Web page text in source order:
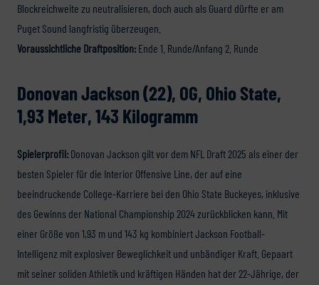
Blockreichweite zu neutralisieren, doch auch als Guard dürfte er am
Puget Sound langfristig überzeugen.
Voraussichtliche Draftposition: Ende 1. Runde/Anfang 2. Runde
Donovan Jackson (22), OG, Ohio State,
1,93 Meter, 143 Kilogramm
Spielerprofil: Donovan Jackson gilt vor dem NFL Draft 2025 als einer der
besten Spieler für die Interior Offensive Line, der auf eine
beeindruckende College-Karriere bei den Ohio State Buckeyes, inklusive
des Gewinns der National Championship 2024 zurückblicken kann. Mit
einer Größe von 1,93 m und 143 kg kombiniert Jackson Football-
Intelligenz mit explosiver Beweglichkeit und unbändiger Kraft. Gepaart
mit seiner soliden Athletik und kräftigen Händen hat der 22-Jährige, der